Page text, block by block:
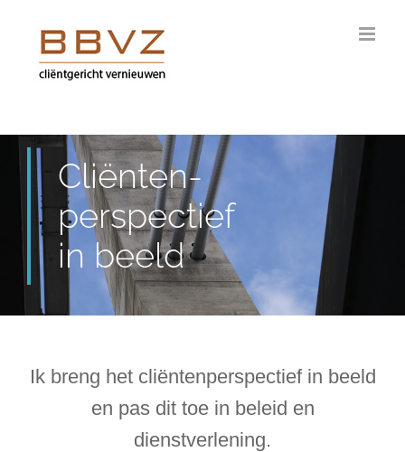
inhoud
Cliënten-
perspectief
in beeld
Ik breng het cliëntenperspectief in beeld
en pas dit toe in beleid en
dienstverlening.